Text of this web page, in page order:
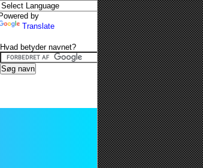
Powered by
Translate
Hvad betyder navnet?